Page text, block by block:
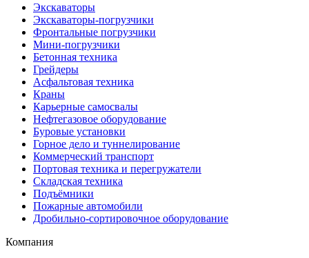
Экскаваторы
Экскаваторы-погрузчики
Фронтальные погрузчики
Мини-погрузчики
Бетонная техника
Грейдеры
Асфальтовая техника
Краны
Карьерные самосвалы
Нефтегазовое оборудование
Буровые установки
Горное дело и туннелирование
Коммерческий транспорт
Портовая техника и перегружатели
Складская техника
Подъёмники
Пожарные автомобили
Дробильно-сортировочное оборудование
Компания